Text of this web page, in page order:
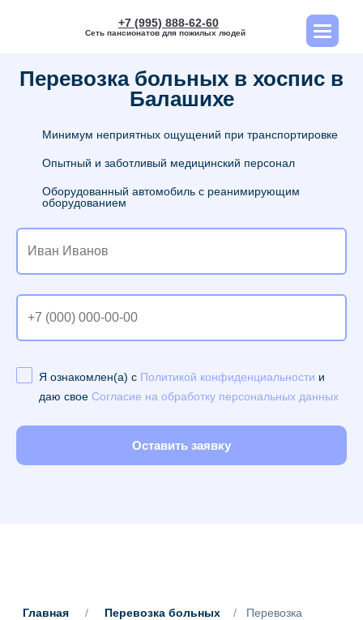
+7 (995) 888-62-60
Сеть пансионатов для пожилых людей
Перевозка больных в хоспис в
Балашихе
Минимум неприятных ощущений при транспортировке
Опытный и заботливый медицинский персонал
Оборудованный автомобиль с реанимирующим
оборудованием
Я ознакомлен(а) с Политикой конфиденциальности и
даю свое Согласие на обработку персональных данных
Оставить заявку
Главная / Перевозка больных /
Перевозка